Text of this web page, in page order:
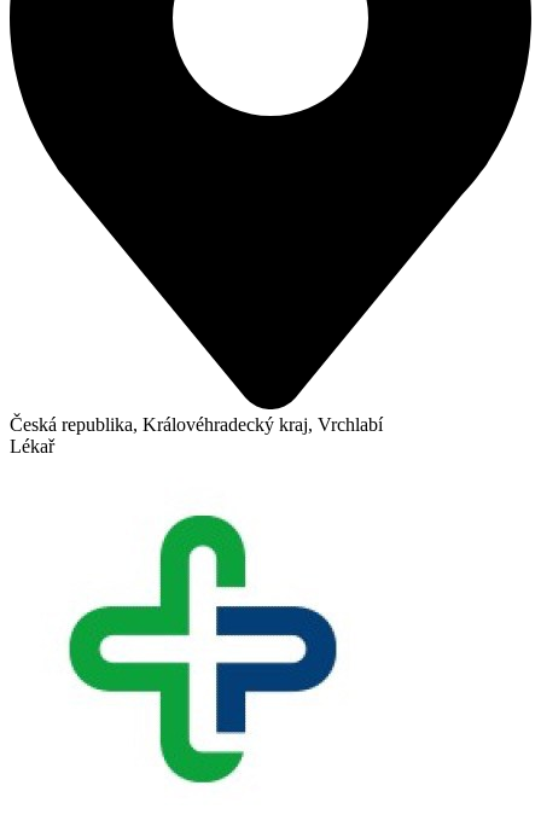
Česká republika, Královéhradecký kraj, Vrchlabí
Lékař